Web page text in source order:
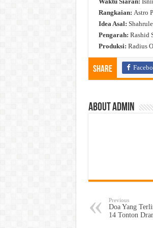
Rangkaian: Astro
Idea Asal:
Pengarah: Rashid
Produksi: Radius
Share
About admin
Previous
Doa Yang
14 Tonton